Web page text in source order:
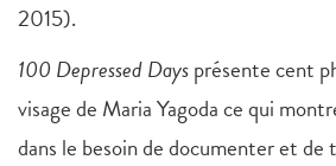
2015).
100 Depressed Daysprésente cent
visage de Maria Yagoda ce qui
dans le besoin de documenter et